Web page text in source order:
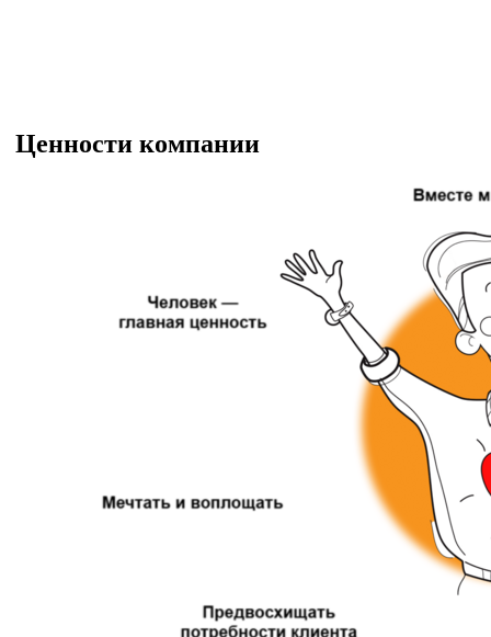
Ценности компании